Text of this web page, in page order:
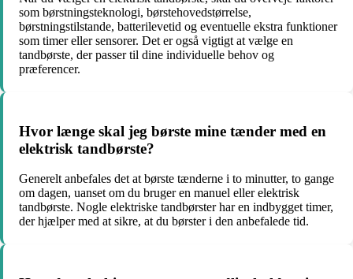
som børstningsteknologi, børstehovedstørrelse,
børstningstilstande, batterilevetid og eventuelle ekstra funktioner
som timer eller sensorer. Det er også vigtigt at vælge en
tandbørste, der passer til dine individuelle behov og
præferencer.
Hvor længe skal jeg børste mine tænder med en
elektrisk tandbørste?
Generelt anbefales det at børste tænderne i to minutter, to gange
om dagen, uanset om du bruger en manuel eller elektrisk
tandbørste. Nogle elektriske tandbørster har en indbygget timer,
der hjælper med at sikre, at du børster i den anbefalede tid.